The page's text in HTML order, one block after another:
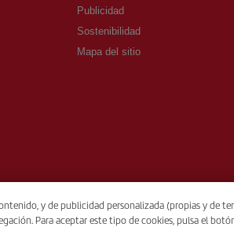
Publicidad
Sostenibilidad
Mapa del sitio
y de publicidad personalizada (propias y de
Para aceptar este tipo de cookies, pulsa el